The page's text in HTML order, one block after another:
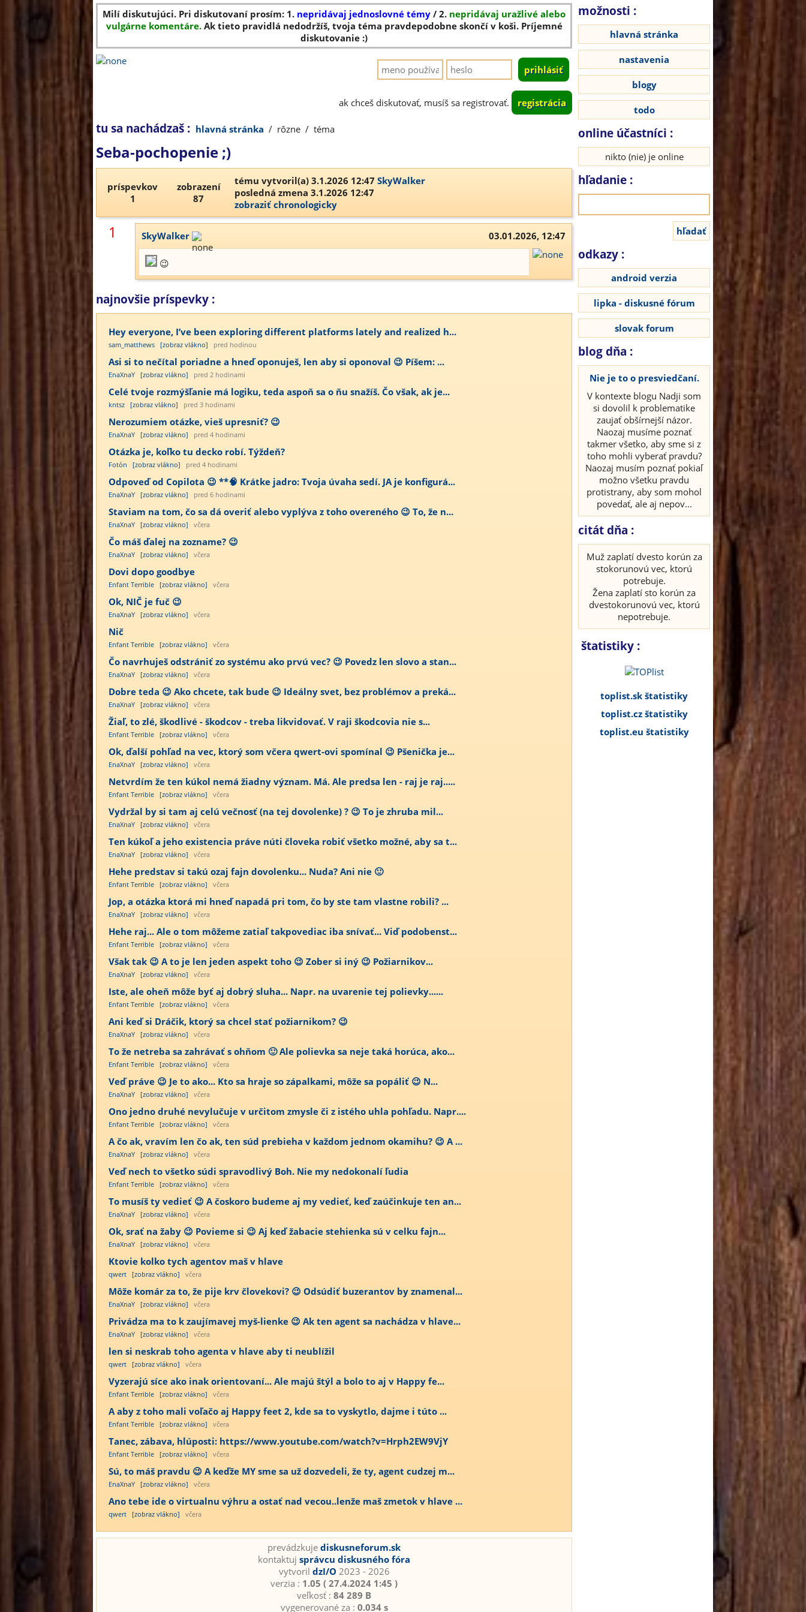
Milí diskutujúci. Pri diskutovaní prosím: 1. nepridávaj jednoslovné témy / 2. nepridávaj uražlivé alebo
vulgárne komentáre.Ak tieto pravidlá nedodržíš, tvoja téma pravdepodobne skončí v koši. Príjemné
diskutovanie :)
ak chceš diskutovať, musíš sa registrovať. registrácia
tu sa nachádzaš : hlavná stránka / rôzne / téma
Seba-pochopenie ;)
príspevkov
1
zobrazení
87
tému vytvoril(a) 3.1.2026 12:47 SkyWalker
posledná zmena 3.1.2026 12:47
zobraziť chronologicky
1 SkyWalker 03.01.2026, 12:47
😉
najnovšie príspevky :
Hey everyone, I’ve been exploring different platforms lately and realized h...
sam_matthews [zobraz vlákno] pred hodinou
Asi si to nečítal poriadne a hneď oponuješ, len aby si oponoval 😉 Píšem: ...
EnaXnaY [zobraz vlákno] pred 2 hodinami
Celé tvoje rozmýšľanie má logiku, teda aspoň sa o ňu snažíš. Čo však, ak je...
kntsz [zobraz vlákno] pred 3 hodinami
Nerozumiem otázke, vieš upresniť? 😉
EnaXnaY [zobraz vlákno] pred 4 hodinami
Otázka je, koľko tu decko robí. Týždeň?
Fotón [zobraz vlákno] pred 4 hodinami
Odpoveď od Copilota 😉 **🧠 Krátke jadro: Tvoja úvaha sedí. JA je konfigurá...
EnaXnaY [zobraz vlákno] pred 6 hodinami
Staviam na tom, čo sa dá overiť alebo vyplýva z toho overeného 😉 To, že n...
EnaXnaY [zobraz vlákno] včera
Čo máš ďalej na zozname? 😉
EnaXnaY [zobraz vlákno] včera
Dovi dopo goodbye
Enfant Terrible [zobraz vlákno] včera
Ok, NIČ je fuč 😉
EnaXnaY [zobraz vlákno] včera
Nič
Enfant Terrible [zobraz vlákno] včera
Čo navrhuješ odstrániť zo systému ako prvú vec? 😉 Povedz len slovo a stan...
EnaXnaY [zobraz vlákno] včera
Dobre teda 😉 Ako chcete, tak bude 😉 Ideálny svet, bez problémov a preká...
EnaXnaY [zobraz vlákno] včera
Žiaľ, to zlé, škodlivé - škodcov - treba likvidovať. V raji škodcovia nie s...
Enfant Terrible [zobraz vlákno] včera
Ok, ďalší pohľad na vec, ktorý som včera qwert-ovi spomínal 😉 Pšenička je...
EnaXnaY [zobraz vlákno] včera
Netvrdím že ten kúkol nemá žiadny význam. Má. Ale predsa len - raj je raj.....
Enfant Terrible [zobraz vlákno] včera
Vydržal by si tam aj celú večnosť (na tej dovolenke) ? 😉 To je zhruba mil...
EnaXnaY [zobraz vlákno] včera
Ten kúkoľ a jeho existencia práve núti človeka robiť všetko možné, aby sa t...
EnaXnaY [zobraz vlákno] včera
Hehe predstav si takú ozaj fajn dovolenku... Nuda? Ani nie 🙂
Enfant Terrible [zobraz vlákno] včera
Jop, a otázka ktorá mi hneď napadá pri tom, čo by ste tam vlastne robili? ...
EnaXnaY [zobraz vlákno] včera
Hehe raj... Ale o tom môžeme zatiaľ takpovediac iba snívať... Viď podobenst...
Enfant Terrible [zobraz vlákno] včera
Však tak 😉 A to je len jeden aspekt toho 😉 Zober si iný 😉 Požiarnikov...
EnaXnaY [zobraz vlákno] včera
Iste, ale oheň môže byť aj dobrý sluha... Napr. na uvarenie tej polievky......
Enfant Terrible [zobraz vlákno] včera
Ani keď si Dráčik, ktorý sa chcel stať požiarnikom? 😉
EnaXnaY [zobraz vlákno] včera
To že netreba sa zahrávať s ohňom 🙂 Ale polievka sa neje taká horúca, ako...
Enfant Terrible [zobraz vlákno] včera
Veď práve 😉 Je to ako... Kto sa hraje so zápalkami, môže sa popáliť 😉 N...
EnaXnaY [zobraz vlákno] včera
Ono jedno druhé nevylučuje v určitom zmysle či z istého uhla pohľadu. Napr....
Enfant Terrible [zobraz vlákno] včera
A čo ak, vravím len čo ak, ten súd prebieha v každom jednom okamihu? 😉 A ...
EnaXnaY [zobraz vlákno] včera
Veď nech to všetko súdi spravodlivý Boh. Nie my nedokonalí ľudia
Enfant Terrible [zobraz vlákno] včera
To musíš ty vedieť 😉 A čoskoro budeme aj my vedieť, keď zaúčinkuje ten an...
EnaXnaY [zobraz vlákno] včera
Ok, srať na žaby 😉 Povieme si 😉 Aj keď žabacie stehienka sú v celku fajn...
EnaXnaY [zobraz vlákno] včera
Ktovie kolko tych agentov maš v hlave
qwert [zobraz vlákno] včera
Môže komár za to, že pije krv človekovi? 😉 Odsúdiť buzerantov by znamenal...
EnaXnaY [zobraz vlákno] včera
Privádza ma to k zaujímavej myš-lienke 😉 Ak ten agent sa nachádza v hlave...
EnaXnaY [zobraz vlákno] včera
len si neskrab toho agenta v hlave aby ti neublížil
qwert [zobraz vlákno] včera
Vyzerajú síce ako inak orientovaní... Ale majú štýl a bolo to aj v Happy fe...
Enfant Terrible [zobraz vlákno] včera
A aby z toho mali voľačo aj Happy feet 2, kde sa to vyskytlo, dajme i túto ...
Enfant Terrible [zobraz vlákno] včera
Tanec, zábava, hlúposti: https://www.youtube.com/watch?v=Hrph2EW9VjY
Enfant Terrible [zobraz vlákno] včera
Sú, to máš pravdu 😉 A keďže MY sme sa už dozvedeli, že ty, agent cudzej m...
EnaXnaY [zobraz vlákno] včera
Ano tebe ide o virtualnu výhru a ostať nad vecou..lenže maš zmetok v hlave ...
qwert [zobraz vlákno] včera
prevádzkuje diskusneforum.sk
kontaktuj správcu diskusného fóra
vytvoril dzI/O 2023 - 2026
verzia : 1.05 ( 27.4.2024 1:45 )
veľkosť : 84 289 B
vygenerované za : 0.034 s
možnosti :
hlavná stránka
nastavenia
blogy
todo
online účastníci :
nikto (nie) je online
hľadanie :
odkazy :
android verzia
lipka - diskusné fórum
slovak forum
blog dňa :
Nie je to o presviedčaní.
V kontexte blogu Nadji som
si dovolil k problematike
zaujať obšírnejší názor.
Naozaj musíme poznať
takmer všetko, aby sme si z
toho mohli vyberať pravdu?
Naozaj musím poznať pokiaľ
možno všetku pravdu
protistrany, aby som mohol
povedať, ale aj nepov...
citát dňa :
Muž zaplatí dvesto korún za
stokorunovú vec, ktorú
potrebuje.
Žena zaplatí sto korún za
dvestokorunovú vec, ktorú
nepotrebuje.
štatistiky :
toplist.sk štatistiky
toplist.cz štatistiky
toplist.eu štatistiky